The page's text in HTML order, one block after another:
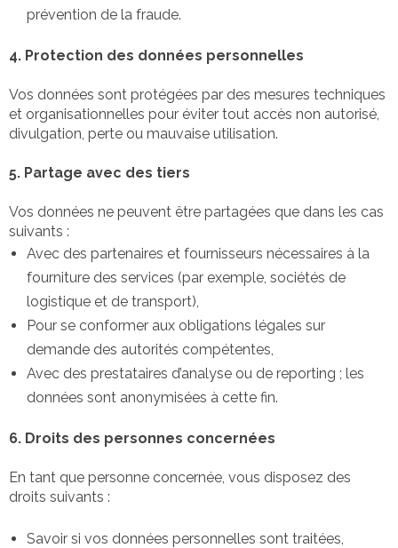
prévention de la fraude.
4. Protection des données personnelles
Vos données sont protégées par des mesures techniques
et organisationnelles pour éviter tout accès non autorisé,
divulgation, perte ou mauvaise utilisation.
5. Partage avec des tiers
Vos données ne peuvent être partagées que dans les cas
suivants :
Avec des partenaires et fournisseurs nécessaires à la
fourniture des services (par exemple, sociétés de
logistique et de transport),
Pour se conformer aux obligations légales sur
demande des autorités compétentes,
Avec des prestataires d’analyse ou de reporting ; les
données sont anonymisées à cette fin.
6. Droits des personnes concernées
En tant que personne concernée, vous disposez des
droits suivants :
Savoir si vos données personnelles sont traitées,